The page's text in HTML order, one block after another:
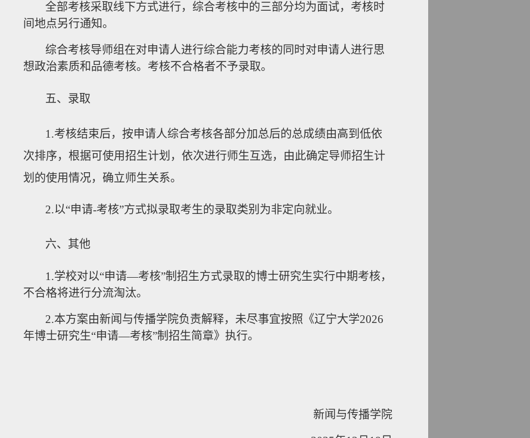
全部考核采取线下方式进行，综合考核中的三部分均为面试，考核时
间地点另行通知。
综合考核导师组在对申请人进行综合能力考核的同时对申请人进行思
想政治素质和品德考核。考核不合格者不予录取。
五、录取
1.考核结束后，按申请人综合考核各部分加总后的总成绩由高到低依
次排序，根据可使用招生计划，依次进行师生互选，由此确定导师招生计
划的使用情况，确立师生关系。
2.以“申请-考核”方式拟录取考生的录取类别为非定向就业。
六、其他
1.学校对以“申请—考核”制招生方式录取的博士研究生实行中期考核，
不合格将进行分流淘汰。
2.本方案由新闻与传播学院负责解释，未尽事宜按照《辽宁大学2026
年博士研究生“申请—考核”制招生简章》执行。
新闻与传播学院